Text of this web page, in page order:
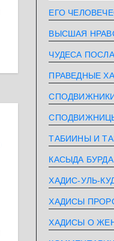
ЕГО
ВЫСШАЯ
ЧУДЕСА
ПРАВЕДНЫЕ
ТАБИИНЫ И
КАСЫДА БУРДА
ХАДИС-УЛЬ-
ХАДИСЫ
ХАДИСЫ О